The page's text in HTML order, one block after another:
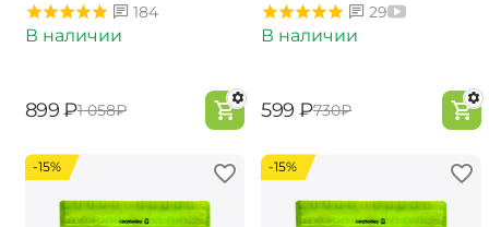
184
В наличии
‍899‍ ₽‍1 058‍₽
29
В наличии
‍599‍ ₽‍730‍₽
-15% -15%